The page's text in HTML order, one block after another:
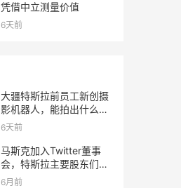
凭借中立测量价值
6天前
大疆特斯拉前员工新创摄
影机器人，能拍出什么效
果
6天前
马斯克加入Twitter董事
会，特斯拉主要股东们持
何种态度
6月前